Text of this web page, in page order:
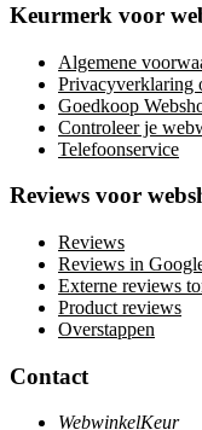
Keurmerk voor
Algemene
Privacyverklaring
Goedkoop
Controleer je
Telefoonservice
Reviews voor
Reviews
Reviews in
Externe reviews
Product reviews
Overstappen
Contact
WebwinkelKeur